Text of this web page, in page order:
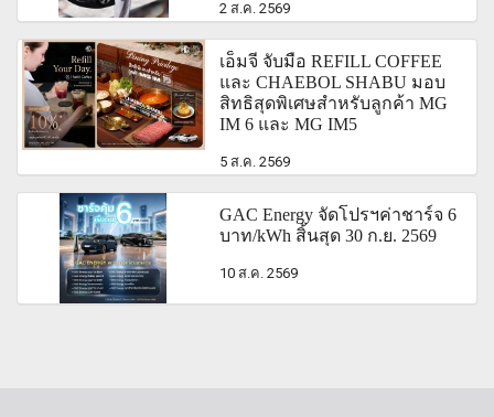
2 ส.ค. 2569
เอ็มจี จับมือ REFILL COFFEE
และ CHAEBOL SHABU มอบ
สิทธิสุดพิเศษสำหรับลูกค้า MG
IM 6 และ MG IM5
5 ส.ค. 2569
GAC Energy จัดโปรฯค่าชาร์จ 6
บาท/kWh สิ้นสุด 30 ก.ย. 2569
10 ส.ค. 2569